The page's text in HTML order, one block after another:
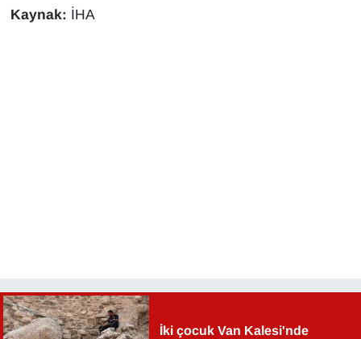
Kaynak: İHA
İki çocuk Van Kalesi'nde